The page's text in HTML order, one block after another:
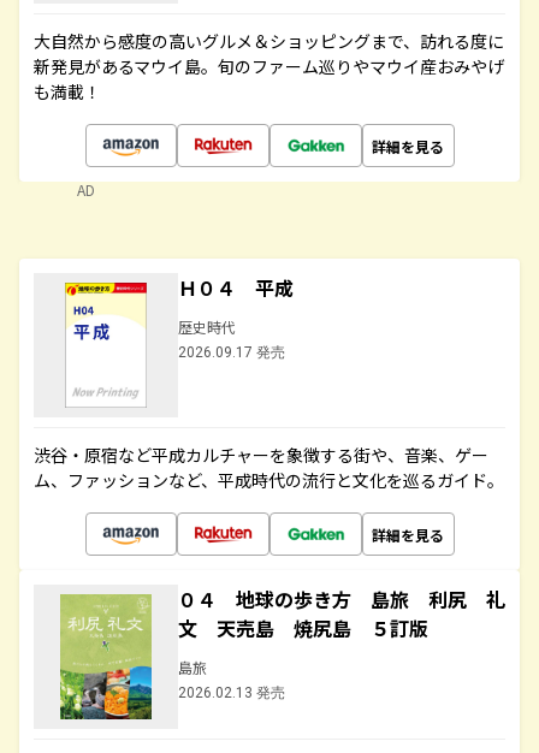
大自然から感度の高いグルメ＆ショッピングまで、訪れる度に
新発見があるマウイ島。旬のファーム巡りやマウイ産おみやげ
も満載！
詳細を見る
AD
Ｈ０４ 平成
歴史時代
2026.09.17 発売
渋谷・原宿など平成カルチャーを象徴する街や、音楽、ゲー
ム、ファッションなど、平成時代の流行と文化を巡るガイド。
詳細を見る
０４ 地球の歩き方 島旅 利尻 礼
文 天売島 焼尻島 ５訂版
島旅
2026.02.13 発売